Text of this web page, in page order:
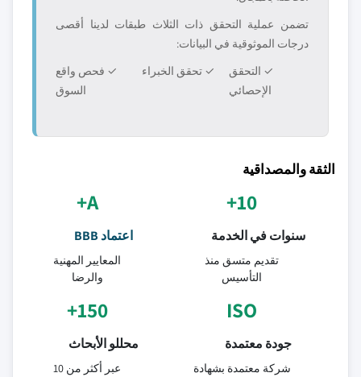
تضمن عملية التحقق ذات الثلاث طبقات لدينا أقصى
درجات الموثوقية في البيانات:
✓ التحقق
الإحصائي
✓ تحقق الخبراء
✓ فحص واقع
السوق
الثقة والمصداقية
10+
سنوات في الخدمة
تقديم متسق منذ
التأسيس
A+
اعتماد BBB
المعايير المهنية
والرضا
ISO
جودة معتمدة
شركة معتمدة بشهادة
150+
محللو الأبحاث
عبر أكثر من 10